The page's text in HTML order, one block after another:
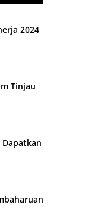
2024
Tinjau
Dapatkan